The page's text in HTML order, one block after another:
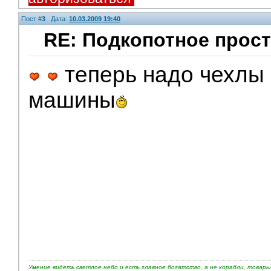
Пост #3 Дата: 10.03.2009 19:40
RE: Подкопотное
теперь надо чехлы
машины
Умение видеть светлое небо и есть главное богатство, а не корабли, товары